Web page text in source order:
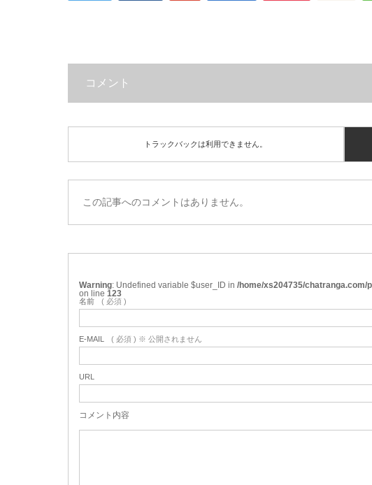
コメント
トラックバックは利用できません。
この記事へのコメントはありません。
Warning : Undefined variable $user_ID in /home/xs204735/
on line 123
名前 ( 必須 )
E-MAIL ( 必須 ) ※ 公開されません
URL
コメント内容